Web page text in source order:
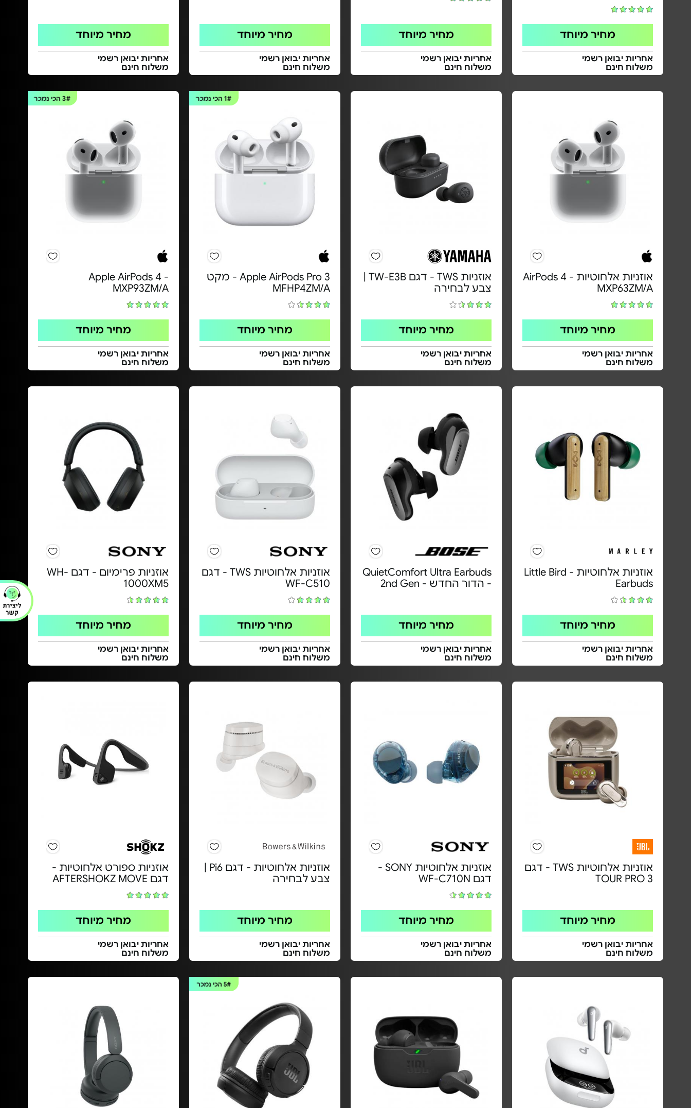
מחיר מיוחד
אחריות יבואן רשמי
משלוח חינם
מחיר מיוחד
אחריות יבואן רשמי
משלוח חינם
מחיר מיוחד
אחריות יבואן רשמי
משלוח חינם
מחיר מיוחד
אחריות יבואן רשמי
משלוח חינם
אוזניות אלחוטיות - AirPods 4
MXP63ZM/A
מחיר מיוחד
אחריות יבואן רשמי
משלוח חינם
אוזניות TWS - דגם TW-E3B |
צבע לבחירה
מחיר מיוחד
אחריות יבואן רשמי
משלוח חינם
1# הכי נמכר
Apple AirPods Pro 3 - מקט
MFHP4ZM/A
מחיר מיוחד
אחריות יבואן רשמי
משלוח חינם
3#הכי נמכר
Apple AirPods 4 -
MXP93ZM/A
מחיר מיוחד
אחריות יבואן רשמי
משלוח חינם
אוזניות אלחוטיות - Little Bird
Earbuds
מחיר מיוחד
אחריות יבואן רשמי
משלוח חינם
QuietComfort Ultra Earbuds
- הדור החדש - 2nd Gen
מחיר מיוחד
אחריות יבואן רשמי
משלוח חינם
אוזניות אלחוטיות TWS - דגם
WF-C510
מחיר מיוחד
אחריות יבואן רשמי
משלוח חינם
אוזניות פרימיום - דגם WH-
1000XM5
מחיר מיוחד
אחריות יבואן רשמי
משלוח חינם
אוזניות אלחוטיות TWS - דגם
TOUR PRO 3
מחיר מיוחד
אחריות יבואן רשמי
משלוח חינם
אוזניות אלחוטיות SONY -
דגם WF-C710N
מחיר מיוחד
אחריות יבואן רשמי
משלוח חינם
אוזניות אלחוטיות - דגם Pi6 |
צבע לבחירה
מחיר מיוחד
אחריות יבואן רשמי
משלוח חינם
אוזניות ספורט אלחוטיות -
דגם AFTERSHOKZ MOVE
מחיר מיוחד
אחריות יבואן רשמי
משלוח חינם
5#הכי נמכר